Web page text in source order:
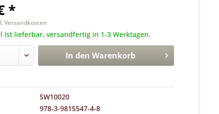
*
Versandkosten
ist lieferbar, versandfertig in 1-3 Werktagen.
In den Warenkorb
SW10020
978-3-9815547-4-8